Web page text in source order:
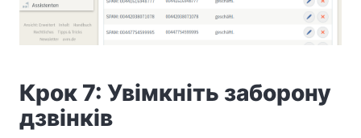
Крок 7: Увімкніть заборону
дзвінків